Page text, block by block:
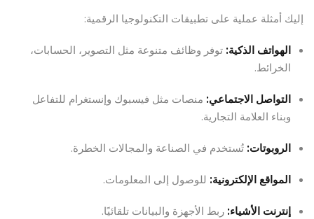
إليك أمثلة عملية على تطبيقات التكنولوجيا الرقمية:
الهواتف الذكية: توفر وظائف متنوعة مثل التصوير، الحسابات،
الخرائط.
التواصل الاجتماعي: منصات مثل فيسبوك وإنستغرام للتفاعل
وبناء العلامة التجارية.
الروبوتات: تُستخدم في الصناعة والمجالات الخطرة.
المواقع الإلكترونية: للوصول إلى المعلومات.
إنترنت الأشياء: ربط الأجهزة والبيانات تلقائيًا.